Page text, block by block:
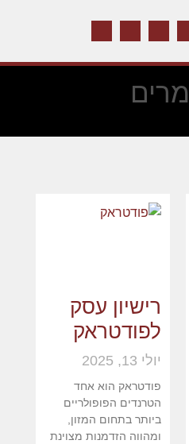
רישיון עסק
לפודטראק
יולי 13, 2025
פודטראק הוא אחד
הטרנדים הפופולריים
ביותר בתחום המזון,
ומהווה הזדמנות מצוינת